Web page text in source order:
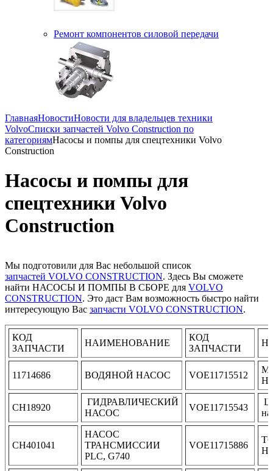
Ремонт компонентов силовой передачи
ГлавнаяНовостиНовости для владельцев техники
VolvoСписки запчастей Volvo Construction по
категориямНасосы и помпы для спецтехники Volvo
Construction
Насосы и помпы для
спецтехники Volvo
Construction
Мы подготовили для Вас небольшой список
запчастей VOLVO CONSTRUCTION. Здесь Вы сможете
найти НАСОСЫ И ПОМПЫ В СБОРЕ для VOLVO
CONSTRUCTION. Это даст Вам возможность быстро найти
интересующую Вас запчасти VOLVO CONSTRUCTION.
КОД
ЗАПЧАСТИ
НАИМЕНОВАНИЕ
КОД
ЗАПЧАСТИ
11714686 ВОДЯНОЙ НАСОС VOE11715512
CH18920
ГИДРАВЛИЧЕСКИЙ
НАСОС
VOE11715543
CH401041
НАСОС
ТРАНСМИССИИ
PLC, G740
VOE11715886